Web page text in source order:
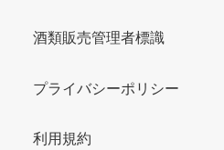
酒類販売管理者標識
プライバシーポリシー
利用規約